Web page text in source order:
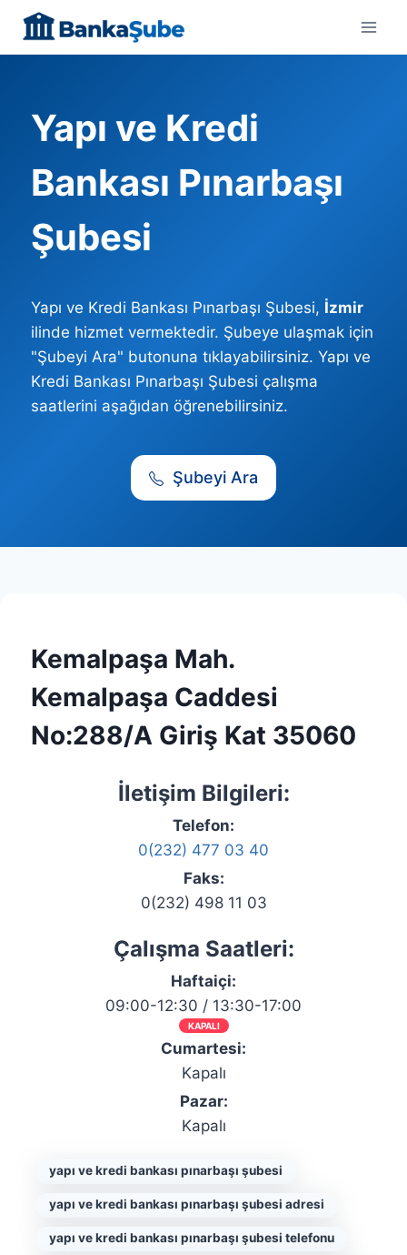
content
Yapı ve Kredi
Bankası Pınarbaşı
Şubesi
Yapı ve Kredi Bankası Pınarbaşı Şubesi, İzmir
ilinde hizmet vermektedir. Şubeye ulaşmak için
"Şubeyi Ara" butonuna tıklayabilirsiniz. Yapı ve
Kredi Bankası Pınarbaşı Şubesi çalışma
saatlerini aşağıdan öğrenebilirsiniz.
Şubeyi Ara
Kemalpaşa Mah.
Kemalpaşa Caddesi
No:288/A Giriş Kat 35060
İletişim Bilgileri:
Telefon:
0(232) 477 03 40
Faks:
0(232) 498 11 03
Çalışma Saatleri:
Haftaiçi:
09:00-12:30 / 13:30-17:00
KAPALI
Cumartesi:
Kapalı
Pazar:
Kapalı
yapı ve kredi bankası pınarbaşı şubesi
yapı ve kredi bankası pınarbaşı şubesi adresi
yapı ve kredi bankası pınarbaşı şubesi telefonu